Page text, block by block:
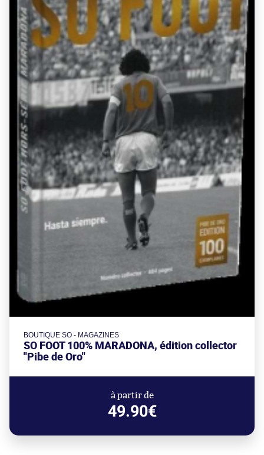
BOUTIQUE SO - MAGAZINES
SO FOOT 100% MARADONA, édition collector
"Pibe de Oro"
à partir de
49.90€